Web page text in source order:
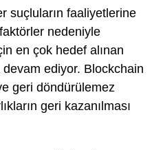
suçluların faaliyetlerine
nedeniyle
en çok hedef alınan
ediyor. Blockchain
geri döndürülemez
geri kazanılması